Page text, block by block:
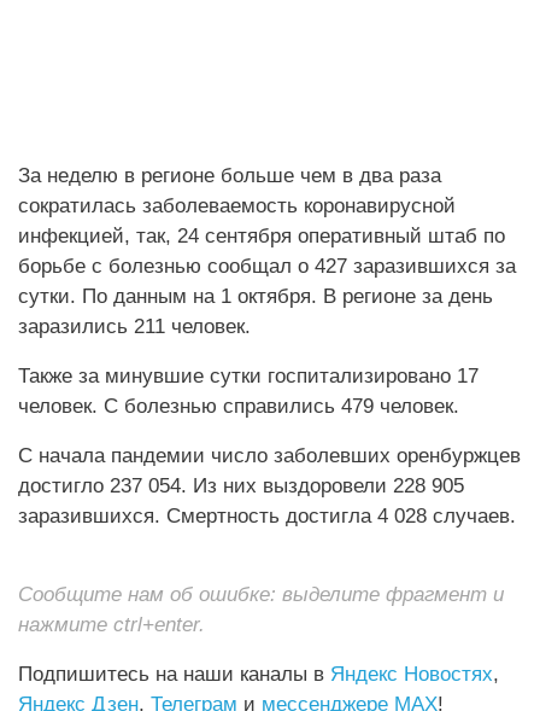
За неделю в регионе больше чем в два раза
сократилась заболеваемость коронавирусной
инфекцией, так, 24 сентября оперативный штаб по
борьбе с болезнью сообщал о 427 заразившихся за
сутки. По данным на 1 октября. В регионе за день
заразились 211 человек.
Также за минувшие сутки госпитализировано 17
человек. С болезнью справились 479 человек.
С начала пандемии число заболевших оренбуржцев
достигло 237 054. Из них выздоровели 228 905
заразившихся. Смертность достигла 4 028 случаев.
Сообщите нам об ошибке: выделите фрагмент и
нажмите ctrl+enter.
Подпишитесь на наши каналы в Яндекс Новостях,
Яндекс Дзен, Телеграм и мессенджере MAX!